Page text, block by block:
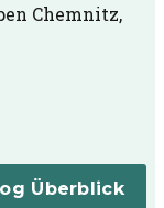
Chemnitz,
Überblick